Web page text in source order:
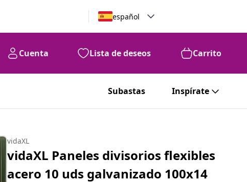
español
Cuenta Lista de deseos Carrito
Subastas Inspírate
vidaXL
vidaXL Paneles divisorios flexibles
acero 10 uds galvanizado 100x14